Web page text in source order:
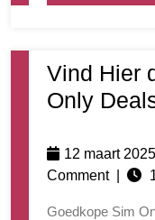
Vind Hier
Only
12 maart 2025
Comment
Goedkope Sim Only Onbeperkt Bellen – Vind de Beste